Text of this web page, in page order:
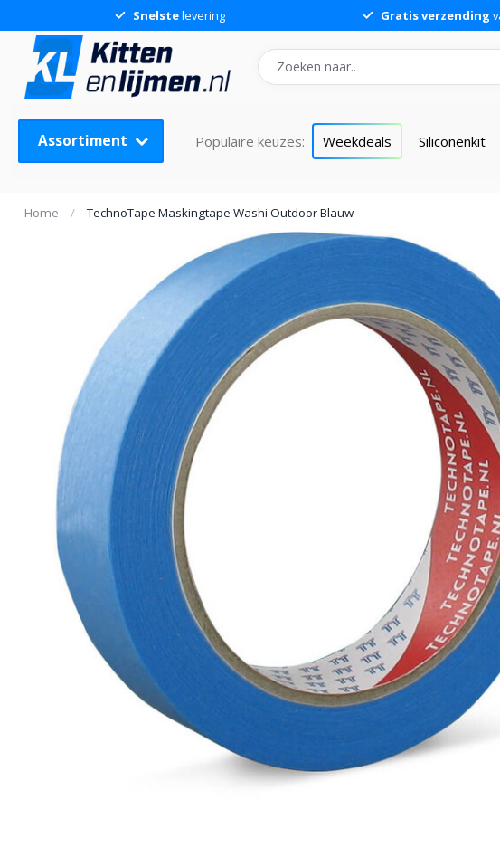
Snelstelevering Gratis verzending
Assortiment Populaire keuzes: Weekdeals Siliconenkit
Home / TechnoTape Maskingtape Washi Outdoor Blauw